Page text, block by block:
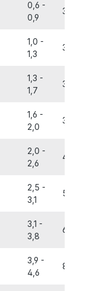
0,6 -
0,9
3,15
1,0 -
1,3
3,15
1,3 -
1,7
3,15
1,6 -
2,0
3,15
2,0 -
2,6
4,0
2,5 -
3,1
5,0
3,1 -
3,8
6,3
3,9 -
4,6
8,0